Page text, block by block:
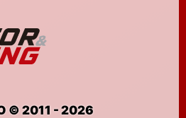
© 2011 - 2026